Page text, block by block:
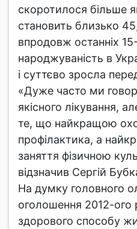
скоротилося більше
становить близько
впродовж останніх
народжуваність в
і суттєво зросла
«Дуже часто ми
якісного лікування,
те, що найкращою
профілактика, а
заняття фізичною
відзначив Сергій
На думку головного
оголошення 2012-ого
здорового способу